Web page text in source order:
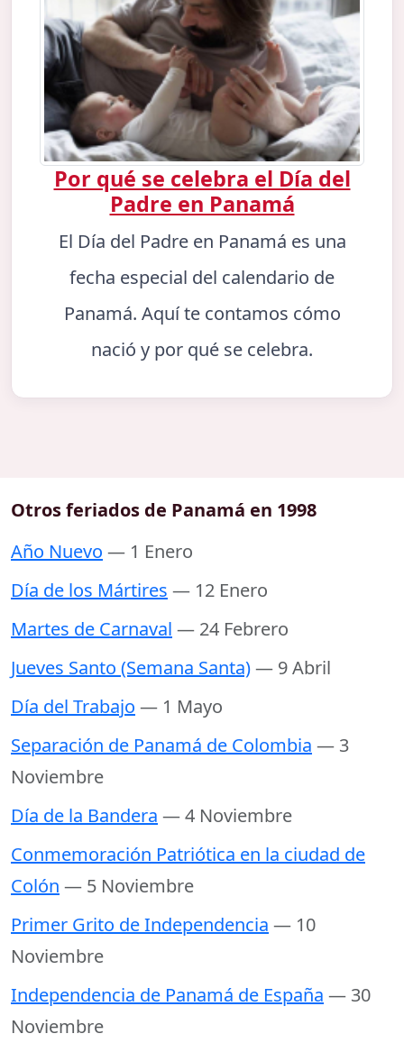
Por qué se celebra el Día del
Padre en Panamá
El Día del Padre en Panamá es una
fecha especial del calendario de
Panamá. Aquí te contamos cómo
nació y por qué se celebra.
Otros feriados de Panamá en 1998
Año Nuevo — 1 Enero
Día de los Mártires — 12 Enero
Martes de Carnaval — 24 Febrero
Jueves Santo (Semana Santa)— 9 Abril
Día del Trabajo — 1 Mayo
Separación de Panamá de Colombia — 3
Noviembre
Día de la Bandera — 4 Noviembre
Conmemoración Patriótica en la ciudad de
Colón — 5 Noviembre
Primer Grito de Independencia — 10
Noviembre
Independencia de Panamá de España — 30
Noviembre